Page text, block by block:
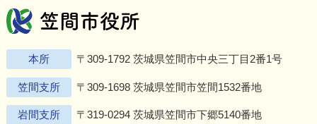
本所 〒309-1792 茨城県笠間市中央三丁目2番1号
笠間支所 〒309-1698 茨城県笠間市笠間1532番地
岩間支所 〒319-0294 茨城県笠間市下郷5140番地